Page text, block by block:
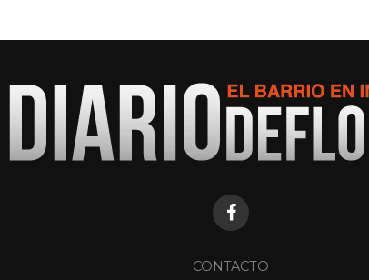
CONTACTO